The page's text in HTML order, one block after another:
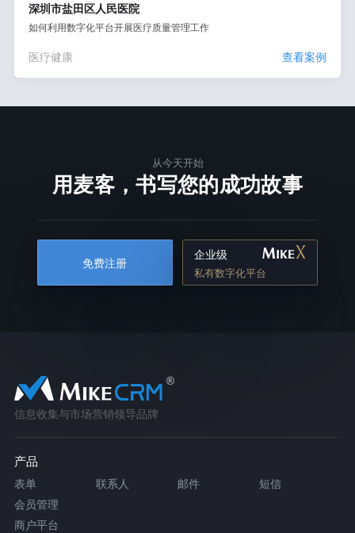
深圳市盐田区人民医院
如何利用数字化平台开展医疗质量管理工作
医疗健康 查看案例
从今天开始
用麦客，书写您的成功故事
免费注册
企业级
私有数字化平台
信息收集与市场营销领导品牌
产品
表单 联系人 邮件
短信
会员管理
商户平台